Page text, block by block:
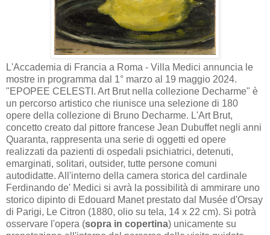
L'Accademia di Francia a Roma - Villa Medici annuncia le
mostre in programma dal 1° marzo al 19 maggio 2024.
"EPOPEE CELESTI. Art Brut nella collezione Decharme" è
un percorso artistico che riunisce una selezione di 180
opere della collezione di Bruno Decharme. L'Art Brut,
concetto creato dal pittore francese Jean Dubuffet negli anni
Quaranta, rappresenta una serie di oggetti ed opere
realizzati da pazienti di ospedali psichiatrici, detenuti,
emarginati, solitari, outsider, tutte persone comuni
autodidatte. All'interno della camera storica del cardinale
Ferdinando de' Medici si avrà la possibilità di ammirare uno
storico dipinto di Edouard Manet prestato dal Musée d'Orsay
di Parigi, Le Citron (1880, olio su tela, 14 x 22 cm). Si potrà
osservare l'opera (sopra in copertina) unicamente su